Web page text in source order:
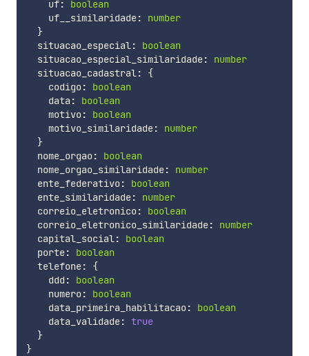
    uf
:
boolean
    uf__similaridade
:
number
}
  situacao_especial
:
boolean
  situacao_especial_similaridade
:
number
  situacao_cadastral
:
{
    codigo
:
boolean
    data
:
boolean
    motivo
:
boolean
    motivo_similaridade
:
number
}
  nome_orgao
:
boolean
  nome_orgao_similaridade
:
number
  ente_federativo
:
boolean
  ente_similaridade
:
number
  correio_eletronico
:
boolean
  correio_eletronico_similaridade
:
number
  capital_social
:
boolean
  porte
:
boolean
  telefone
:
{
    ddd
:
boolean
    numero
:
boolean
    data_primeira_habilitacao
:
boolean
    data_validade
: true
}
}